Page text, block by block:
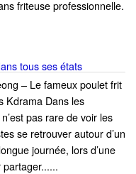
friteuse professionnelle.
tous ses états
– Le fameux poulet frit
Kdrama Dans les
pas rare de voir les
se retrouver autour d’un
journée, lors d’une